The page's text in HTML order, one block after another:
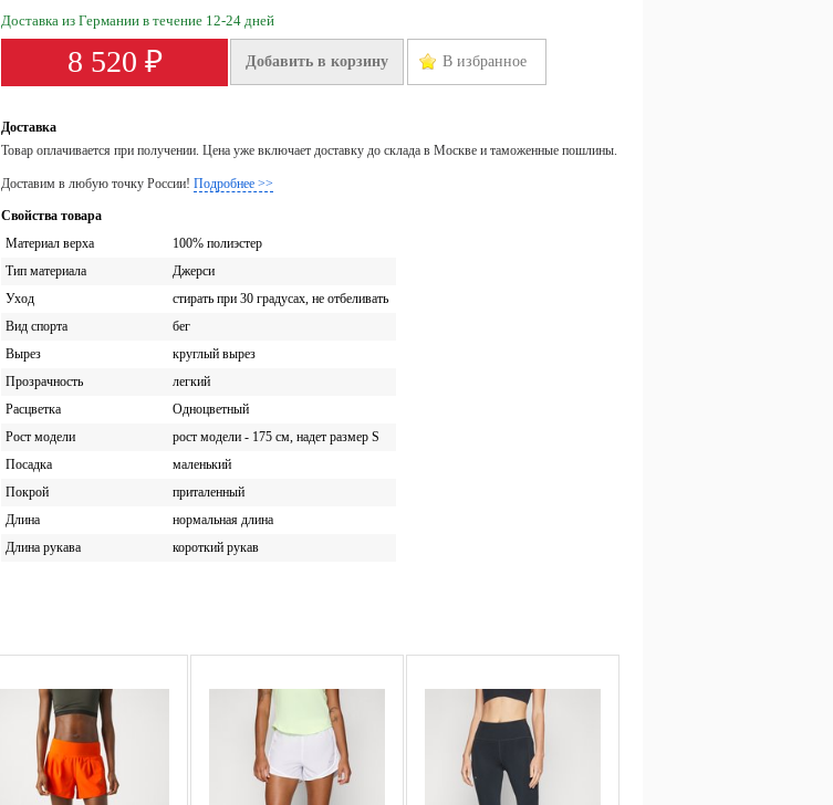
Доставка из Германии в течение 12-24 дней
8 520 ₽ Добавить в корзину В избранное
Доставка
Товар оплачивается при получении. Цена уже включает доставку до склада в Москве и таможенные пошлины.
Доставим в любую точку России! Подробнее >>
Свойства товара
Материал верха
100% полиэстер
Тип материала
Джерси
Уход
стирать при 30 градусах, не отбеливать
Вид спорта
бег
Вырез
круглый вырез
Прозрачность
легкий
Расцветка
Одноцветный
Рост модели
рост модели - 175 см, надет размер S
Посадка
маленький
Покрой
приталенный
Длина
нормальная длина
Длина рукава
короткий рукав